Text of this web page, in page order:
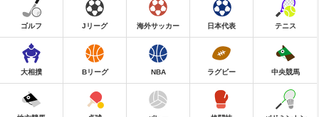
ゴルフ Jリーグ 海外サッカー 日本代表 テニス
大相撲 Bリーグ NBA ラグビー 中央競馬